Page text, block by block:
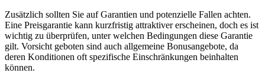
Zusätzlich sollten Sie auf Garantien und potenzielle Fallen achten.
Eine Preisgarantie kann kurzfristig attraktiver erscheinen, doch es ist
wichtig zu überprüfen, unter welchen Bedingungen diese Garantie
gilt. Vorsicht geboten sind auch allgemeine Bonusangebote, da
deren Konditionen oft spezifische Einschränkungen beinhalten
können.